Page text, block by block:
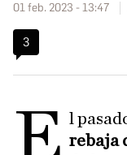
01 feb. 2023 - 13:47
3
E l
rebaja